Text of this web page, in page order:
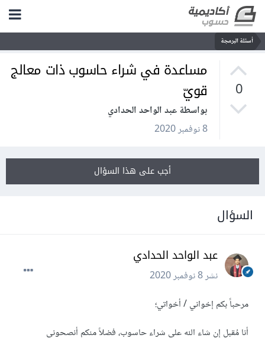
أسئلة البرمجة
0
مساعدة في شراء حاسوب ذات معالج
قويّ
بواسطة عبد الواحد الحدادي
8 نوفمبر 2020
أجب على هذا السؤال
السؤال
عبد الواحد الحدادي
نشر8 نوفمبر 2020
مرحباً بكم إخواني / أخواتي؛
أنا مُقبل إن شاء الله على شراء حاسوب، فضلاً منكم أنصحوني